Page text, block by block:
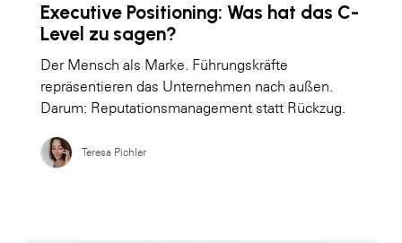
Executive Positioning: Was hat das C-
Level zu sagen?
Der Mensch als Marke. Führungskräfte
repräsentieren das Unternehmen nach außen.
Darum: Reputationsmanagement statt Rückzug.
Teresa Pichler